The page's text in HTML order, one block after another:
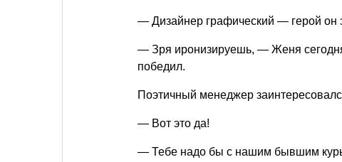
— Дизайнер графический — герой он
— Зря иронизируешь, — Женя
победил.
Поэтичный менеджер
— Вот это да!
— Тебе надо бы с нашим бывшим